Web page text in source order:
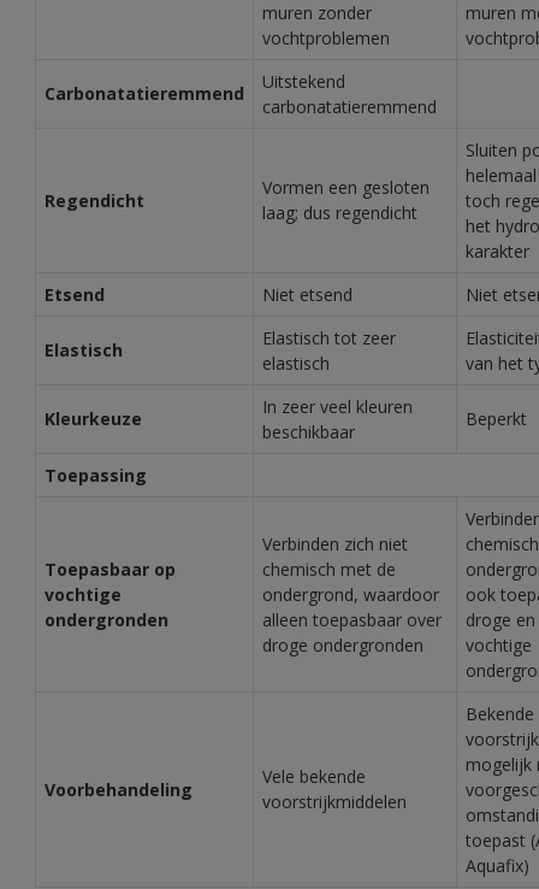
muren zonder
vochtproblemen
muren
Carbonatatieremmend
Uitstekend
carbonatatieremmend
Regendicht
Vormen een gesloten
laag; dus regendicht
Sluiten
toch
het
karakter
Etsend
Niet etsend Niet
Elastisch
Elastisch tot zeer
elastisch
van het
Kleurkeuze
In zeer veel kleuren
beschikbaar
Beperkt
Toepassing
Toepasbaar op
vochtige
ondergronden
Verbinden zich niet
chemisch met de
ondergrond, waardoor
alleen toepasbaar over
droge ondergronden
ook
droge
vochtige
Voorbehandeling
Vele bekende
voorstrijkmiddelen
Bekende
mogelijk
toepast
Aquafix)